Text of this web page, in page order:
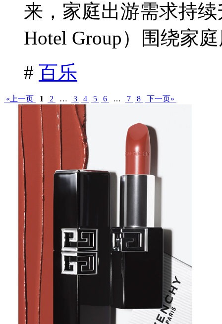
来，家庭出游需求持
Hotel Group）围绕家
# 百乐
«上一页 1 2 … 3 4 5 6 … 7 8 下一页»